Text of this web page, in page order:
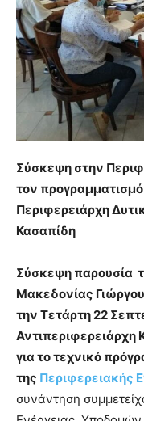
Σύσκεψη στην
τον
Περιφερειάρχη
Κασαπίδη
Σύσκεψη παρουσία
Μακεδονίας
την Τετάρτη 22
Αντιπεριφερειάρχη
για το τεχνικό
της Περιφερειακής
συνάντηση